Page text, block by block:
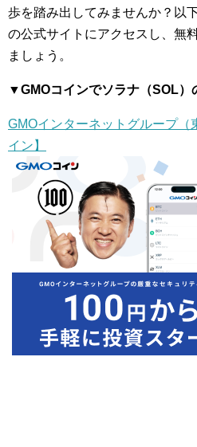
歩を踏み出してみませんか？以
の公式サイトにアクセスし、無
ましょう。
▼GMOコインでソラナ（SOL）
GMOインターネットグループ（
イン】